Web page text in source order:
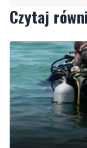
Więcej
Morski